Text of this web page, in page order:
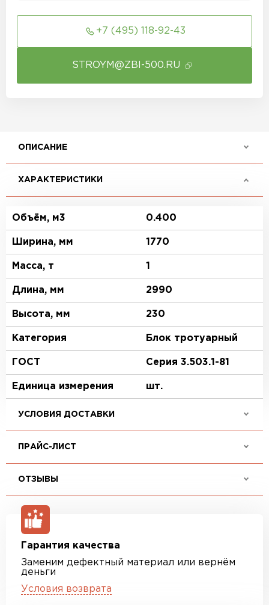
+7 (495) 118-92-43
STROYM@ZBI-500.RU
ОПИСАНИЕ
ХАРАКТЕРИСТИКИ
Объём, м3 0.400
Ширина, мм 1770
Масса, т 1
Длина, мм 2990
Высота, мм 230
Категория Блок тротуарный
ГОСТ Серия 3.503.1-81
Единица измерения шт.
УСЛОВИЯ ДОСТАВКИ
ПРАЙС-ЛИСТ
ОТЗЫВЫ
Гарантия качества
Заменим дефектный материал или вернём
деньги
Условия возврата